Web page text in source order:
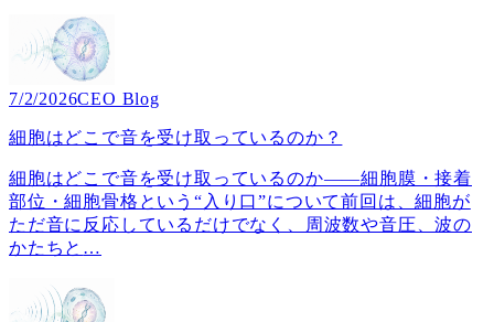
7/2/2026CEO Blog
細胞はどこで音を受け取っているのか？
細胞はどこで音を受け取っているのか――細胞膜・接着
部位・細胞骨格という“入り口”について前回は、細胞が
ただ音に反応しているだけでなく、周波数や音圧、波の
かたちと …